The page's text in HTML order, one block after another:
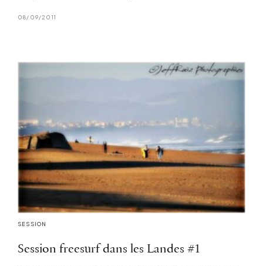
08/09/2011
SESSION
Session freesurf dans les Landes #1